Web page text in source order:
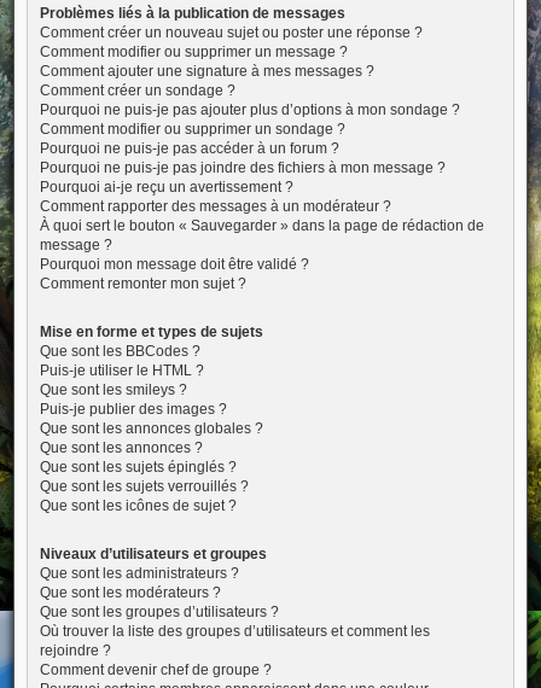
Problèmes liés à la publication de messages
Comment créer un nouveau sujet ou poster une réponse ?
Comment modifier ou supprimer un message ?
Comment ajouter une signature à mes messages ?
Comment créer un sondage ?
Pourquoi ne puis-je pas ajouter plus d’options à mon sondage ?
Comment modifier ou supprimer un sondage ?
Pourquoi ne puis-je pas accéder à un forum ?
Pourquoi ne puis-je pas joindre des fichiers à mon message ?
Pourquoi ai-je reçu un avertissement ?
Comment rapporter des messages à un modérateur ?
À quoi sert le bouton « Sauvegarder » dans la page de rédaction de
message ?
Pourquoi mon message doit être validé ?
Comment remonter mon sujet ?
Mise en forme et types de sujets
Que sont les BBCodes ?
Puis-je utiliser le HTML ?
Que sont les smileys ?
Puis-je publier des images ?
Que sont les annonces globales ?
Que sont les annonces ?
Que sont les sujets épinglés ?
Que sont les sujets verrouillés ?
Que sont les icônes de sujet ?
Niveaux d’utilisateurs et groupes
Que sont les administrateurs ?
Que sont les modérateurs ?
Que sont les groupes d’utilisateurs ?
Où trouver la liste des groupes d’utilisateurs et comment les
rejoindre ?
Comment devenir chef de groupe ?